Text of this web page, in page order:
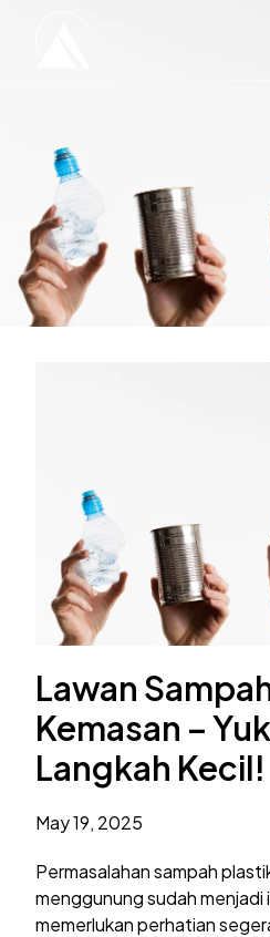
Lawan
Kemasan –
Langkah Kecil!
May 19, 2025
Permasalahan sampah
menggunung sudah menjadi
memerlukan perhatian